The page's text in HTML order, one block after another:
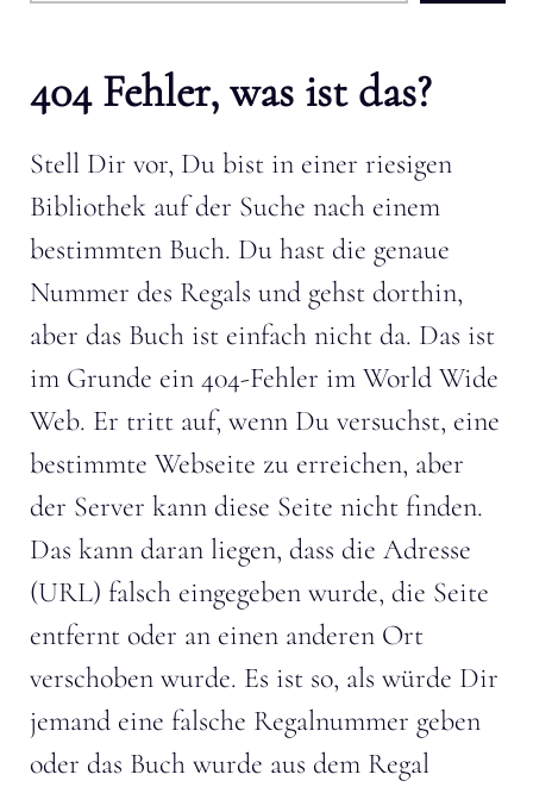
404 Fehler, was ist das?
Stell Dir vor, Du bist in einer riesigen
Bibliothek auf der Suche nach einem
bestimmten Buch. Du hast die genaue
Nummer des Regals und gehst dorthin,
aber das Buch ist einfach nicht da. Das ist
im Grunde ein 404-Fehler im World Wide
Web. Er tritt auf, wenn Du versuchst, eine
bestimmte Webseite zu erreichen, aber
der Server kann diese Seite nicht finden.
Das kann daran liegen, dass die Adresse
(URL) falsch eingegeben wurde, die Seite
entfernt oder an einen anderen Ort
verschoben wurde. Es ist so, als würde Dir
jemand eine falsche Regalnummer geben
oder das Buch wurde aus dem Regal